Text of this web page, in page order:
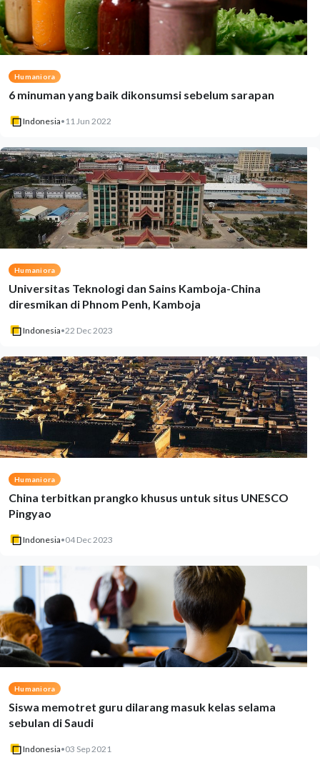
Humaniora
6 minuman yang baik dikonsumsi sebelum sarapan
Indonesia• 11 Jun 2022
Humaniora
Universitas Teknologi dan Sains Kamboja-China
diresmikan di Phnom Penh, Kamboja
Indonesia•22 Dec 2023
Humaniora
China terbitkan prangko khusus untuk situs UNESCO
Pingyao
Indonesia•04 Dec 2023
Humaniora
Siswa memotret guru dilarang masuk kelas selama
sebulan di Saudi
Indonesia•03 Sep 2021